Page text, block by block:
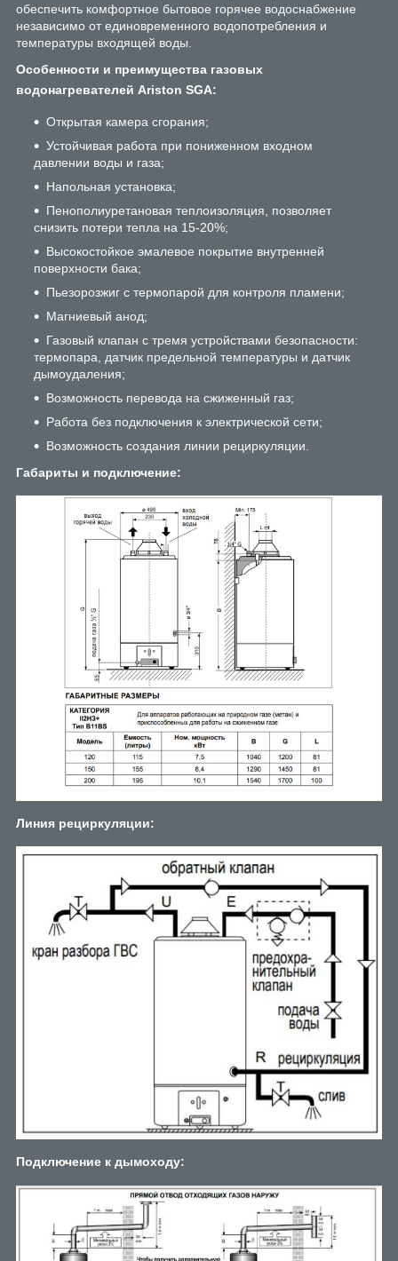
обеспечить комфортное бытовое горячее водоснабжение
независимо от единовременного водопотребления и
температуры входящей воды.
Особенности и преимущества газовых
водонагревателей Ariston SGA:
Открытая камера сгорания;
Устойчивая работа при пониженном входном
давлении воды и газа;
Напольная установка;
Пенополиуретановая теплоизоляция, позволяет
снизить потери тепла на 15-20%;
Высокостойкое эмалевое покрытие внутренней
поверхности бака;
Пьезорозжиг с термопарой для контроля пламени;
Магниевый анод;
Газовый клапан с тремя устройствами безопасности:
термопара, датчик предельной температуры и датчик
дымоудаления;
Возможность перевода на сжиженный газ;
Работа без подключения к электрической сети;
Возможность создания линии рециркуляции.
Габариты и подключение:
Линия рециркуляции:
Подключение к дымоходу: